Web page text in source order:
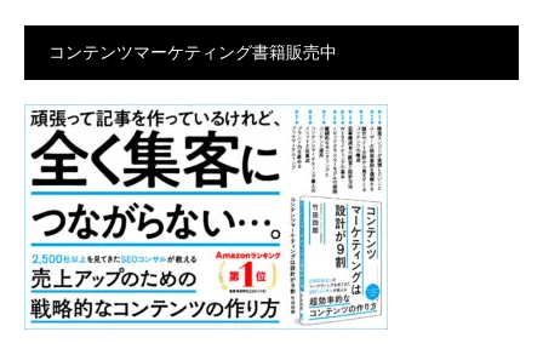
コンテンツマーケティング書籍販売中